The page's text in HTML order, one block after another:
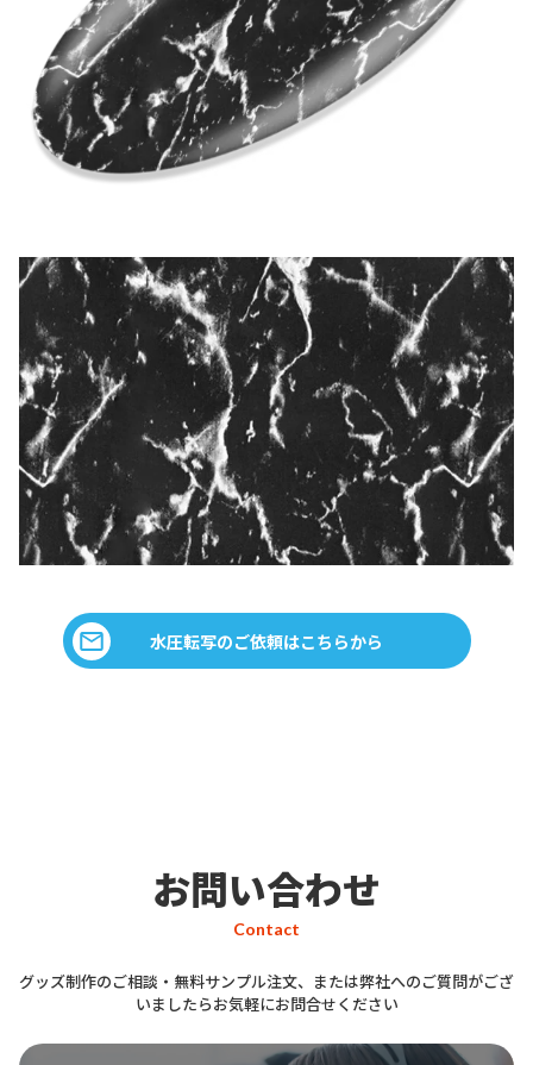
水圧転写のご依頼はこちらから
お問い合わせ
Contact
グッズ制作のご相談・無料サンプル注文、または弊社へのご質問がござ
いましたらお気軽にお問合せください